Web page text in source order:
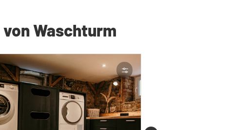
Waschturm
Jetzt entwerfen